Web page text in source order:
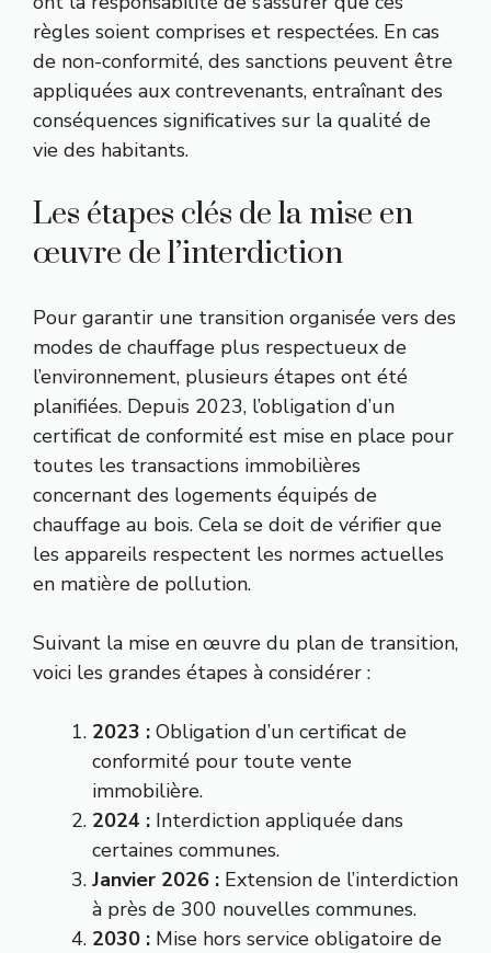
règles soient comprises et respectées. En cas
de non-conformité, des sanctions peuvent être
appliquées aux contrevenants, entraînant des
conséquences significatives sur la qualité de
vie des habitants.
Les étapes clés de la mise en
œuvre de l’interdiction
Pour garantir une transition organisée vers des
modes de chauffage plus respectueux de
l’environnement, plusieurs étapes ont été
planifiées. Depuis 2023, l’obligation d’un
certificat de conformité est mise en place pour
toutes les transactions immobilières
concernant des logements équipés de
chauffage au bois. Cela se doit de vérifier que
les appareils respectent les normes actuelles
en matière de pollution.
Suivant la mise en œuvre du plan de transition,
voici les grandes étapes à considérer :
2023 : Obligation d’un certificat de
conformité pour toute vente
immobilière.
2024 : Interdiction appliquée dans
certaines communes.
Janvier 2026 : Extension de l’interdiction
à près de 300 nouvelles communes.
2030 : Mise hors service obligatoire de